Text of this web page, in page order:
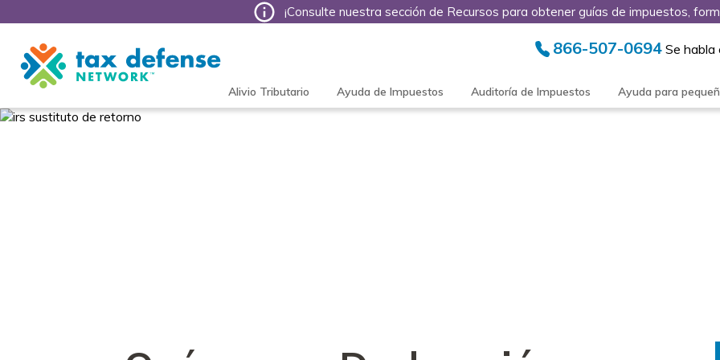
¡Consulte nuestra sección de Recursos para obtener guías de impuestos,
Tax
Defense
Network
866-507-0694 Se habla
Alivio Tributario Ayuda de Impuestos Auditoría de Impuestos Ayuda para